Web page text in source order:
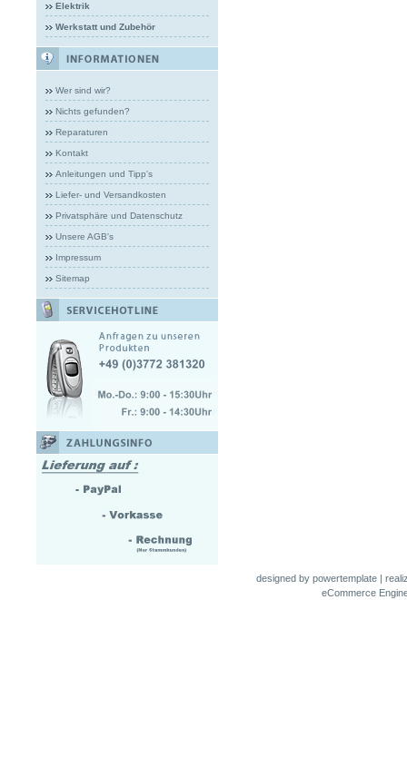
Elektrik
Werkstatt und Zubehör
Wer sind wir?
Nichts gefunden?
Reparaturen
Kontakt
Anleitungen und Tipp's
Liefer- und Versandkosten
Privatsphäre und Datenschutz
Unsere AGB's
Impressum
Sitemap
designed by powertemplate|
eCommerce